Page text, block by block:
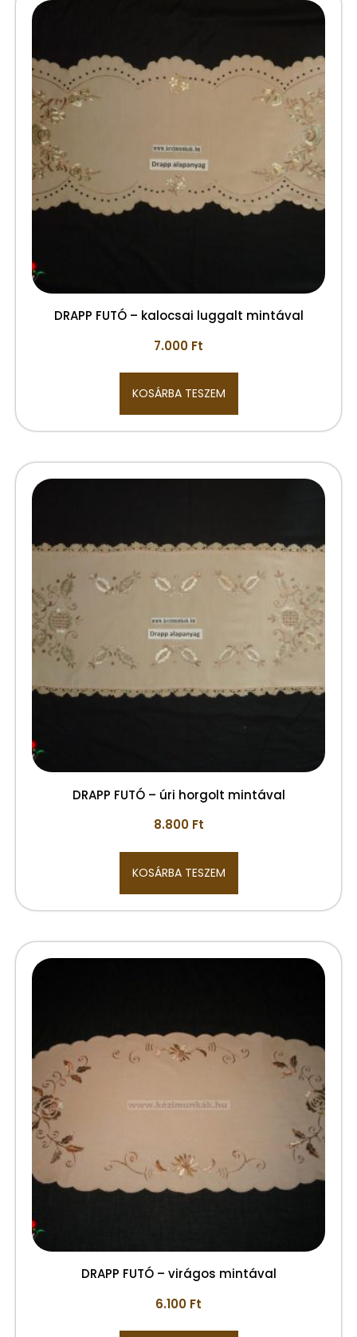
DRAPP FUTÓ – kalocsai luggalt mintával
7.000 Ft
KOSÁRBA TESZEM
DRAPP FUTÓ – úri horgolt mintával
8.800 Ft
KOSÁRBA TESZEM
DRAPP FUTÓ – virágos mintával
6.100 Ft